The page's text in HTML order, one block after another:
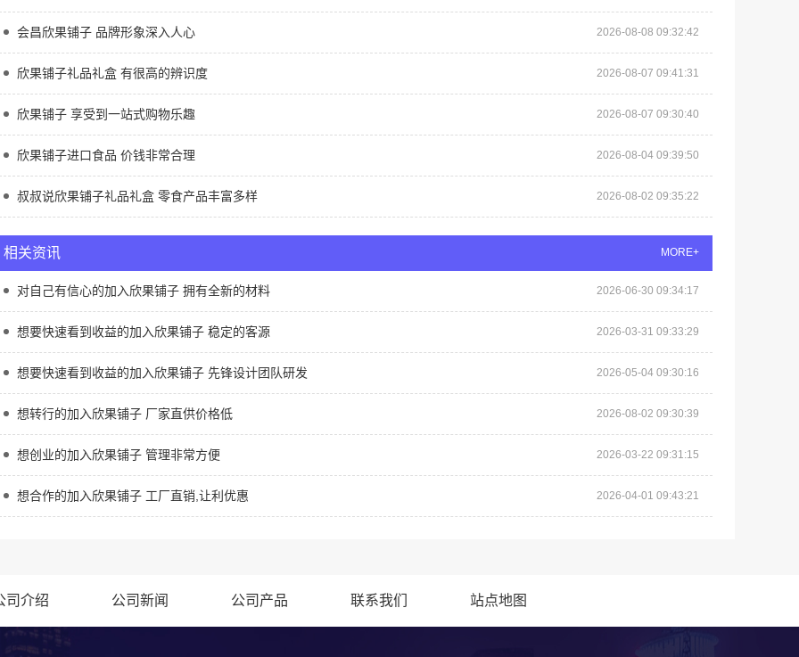
会昌欣果铺子 品牌形象深入人心 2026-08-08 09:32:42
欣果铺子礼品礼盒 有很高的辨识度 2026-08-07 09:41:31
欣果铺子 享受到一站式购物乐趣 2026-08-07 09:30:40
欣果铺子进口食品 价钱非常合理 2026-08-04 09:39:50
叔叔说欣果铺子礼品礼盒 零食产品丰富多样 2026-08-02 09:35:22
相关资讯 MORE+
对自己有信心的加入欣果铺子 拥有全新的材料 2026-06-30 09:34:17
想要快速看到收益的加入欣果铺子 稳定的客源 2026-03-31 09:33:29
想要快速看到收益的加入欣果铺子 先锋设计团队研发 2026-05-04 09:30:16
想转行的加入欣果铺子 厂家直供价格低 2026-08-02 09:30:39
想创业的加入欣果铺子 管理非常方便 2026-03-22 09:31:15
想合作的加入欣果铺子 工厂直销,让利优惠 2026-04-01 09:43:21
司介绍 公司新闻 公司产品 联系我们 站点地图